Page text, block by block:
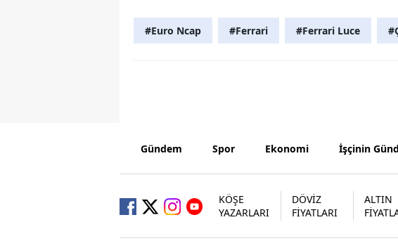
#Euro Ncap #Ferrari #Ferrari Luce
Gündem Spor Ekonomi İşçinin
KÖŞE
YAZARLARI
DÖVİZ
FİYATLARI
ALTIN